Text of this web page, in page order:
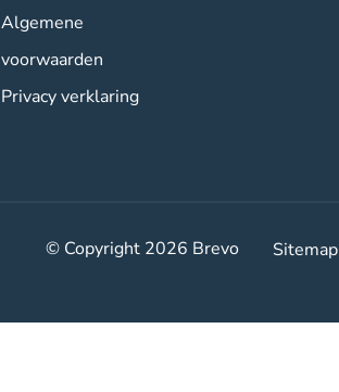
Algemene
voorwaarden
Privacy verklaring
© Copyright 2026 Brevo Sitemap